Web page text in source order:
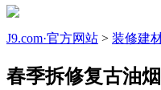
J9.com·官方网站 > 装修建
春季拆修复古油